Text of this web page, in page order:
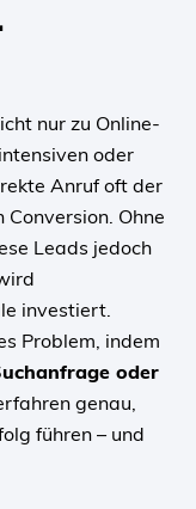
nur zu Online-
oder
Anruf oft der
Ohne
Leads jedoch
investiert.
Problem, indem
oder
genau,
führen – und